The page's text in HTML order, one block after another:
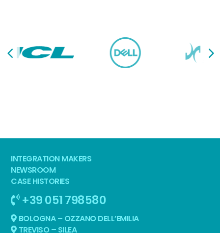
INTEGRATION MAKERS
NEWSROOM
CASE HISTORIES
+39 051 798580
BOLOGNA – OZZANO DELL’EMILIA
TREVISO – SILEA